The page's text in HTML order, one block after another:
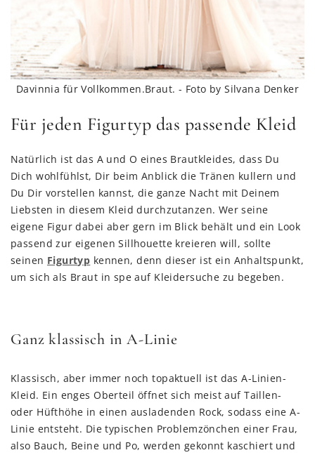
Davinnia für Vollkommen.Braut. - Foto by Silvana Denker
Für jeden Figurtyp das passende Kleid
Natürlich ist das A und O eines Brautkleides, dass Du
Dich wohlfühlst, Dir beim Anblick die Tränen kullern und
Du Dir vorstellen kannst, die ganze Nacht mit Deinem
Liebsten in diesem Kleid durchzutanzen. Wer seine
eigene Figur dabei aber gern im Blick behält und ein Look
passend zur eigenen Sillhouette kreieren will, sollte
seinen Figurtyp kennen, denn dieser ist ein Anhaltspunkt,
um sich als Braut in spe auf Kleidersuche zu begeben.
Ganz klassisch in A-Linie
Klassisch, aber immer noch topaktuell ist das A-Linien-
Kleid. Ein enges Oberteil öffnet sich meist auf Taillen-
oder Hüfthöhe in einen ausladenden Rock, sodass eine A-
Linie entsteht. Die typischen Problemzönchen einer Frau,
also Bauch, Beine und Po, werden gekonnt kaschiert und